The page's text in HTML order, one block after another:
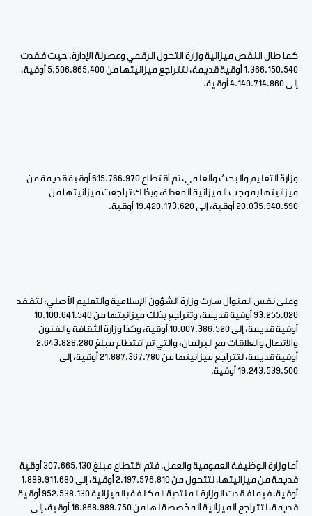
كما طال النقص ميزانية وزارة التحول الرقمي وعصرنة الإدارة، حيث فقدت
1.366.150.540 أوقية قديمة، لتتراجع ميزانيتها من 5.506.865.400 أوقية،
إلى 4.140.714.860 أوقية.
وزارة التعليم والبحث والعلمي، تم اقتطاع 615.766.970 أوقية قديمة من
ميزانيتها بموجب الميزانية المعدلة، وبذلك تراجعت ميزانيتها من
20.035.940.590 أوقية، إلى 19.420.173.620 أوقية.
وعلى نفس المنوال سارت وزارة الشؤون الإسلامية والتعليم الأصلي، لتفقد
93.255.020 أوقية قديمة، وتتراجع بذلك ميزانيتها من 10.100.641.540
أوقية قديمة، إلى 10.007.386.520 أوقية، وكذا وزارة الثقافة والفنون
والاتصال والعلاقات مع البرلمان، والتي تم اقتطاع مبلغ 2.643.828.280
أوقية قديمة، لتتراجع ميزانيتها من 21.887.367.780 أوقية، إلى
19.243.539.500 أوقية.
أما وزارة الوظيفة العمومية والعمل، فتم اقتطاع مبلغ 307.665.130 أوقية
قديمة من ميزانيتها، لتتحول من 2.197.576.810 أوقية، إلى 1.889.911.680
أوقية، فيما فقدت الوزارة المنتدبة المكلفة بالميزانية 952.538.130 أوقية
قديمة، لتتراجع الميزانية المخصصة لها من 16.868.989.750 أوقية، إلى